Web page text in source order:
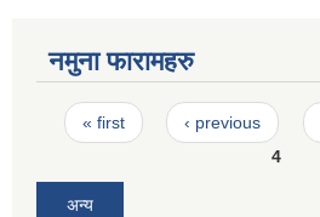
नमुना फारामहरु
Pages
« first ‹ previous
4
अन्य